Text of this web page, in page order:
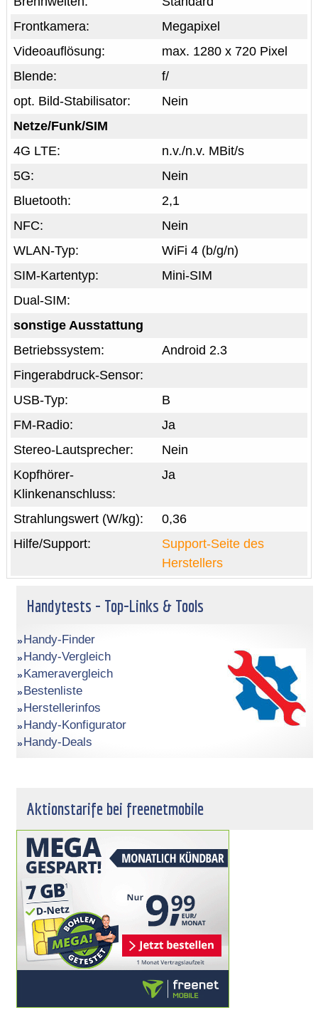
Megapixel
Frontkamera:
max. 1280 x 720 Pixel
Videoauflösung:
f/
Blende:
Nein
opt. Bild-Stabilisator:
Netze/Funk/SIM
n.v./n.v. MBit/s
4G LTE:
Nein
5G:
2,1
Bluetooth:
Nein
NFC:
WiFi 4 (b/g/n)
WLAN-Typ:
Mini-SIM
SIM-Kartentyp:
Dual-SIM:
sonstige Ausstattung
Android 2.3
Betriebssystem:
Fingerabdruck-Sensor:
B
USB-Typ:
Ja
FM-Radio:
Nein
Stereo-Lautsprecher:
Ja
Kopfhörer-
Klinkenanschluss:
0,36
Strahlungswert (W/kg):
Support-Seite des
Herstellers
Hilfe/Support:
Handytests - Top-Links & Tools
Handy-Finder
Handy-Vergleich
Kameravergleich
Bestenliste
Herstellerinfos
Handy-Konfigurator
Handy-Deals
Aktionstarife bei freenetmobile